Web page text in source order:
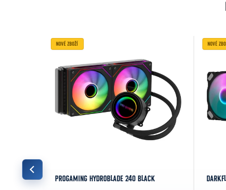
NOVÉ ZBOŽÍ
PROGAMING HYDROBLADE 240 BLACK
NOVÉ